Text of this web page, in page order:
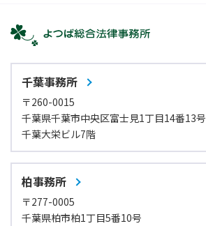
千葉事務所
〒260-0015
千葉県千葉市中央区富士見1丁目14番13号
千葉大栄ビル7階
柏事務所
〒277-0005
千葉県柏市柏1丁目5番10号